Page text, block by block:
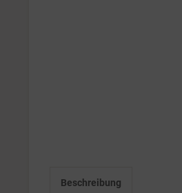
Beschreibung